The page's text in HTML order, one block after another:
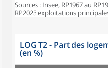
Sources : Insee, RP1967 au
RP2023 exploitations
LOG T2 - Part des
(en %)